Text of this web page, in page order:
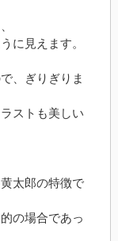
に見えます。
、ぎりぎりま
ストも美しい
太郎の特徴で
の場合であっ